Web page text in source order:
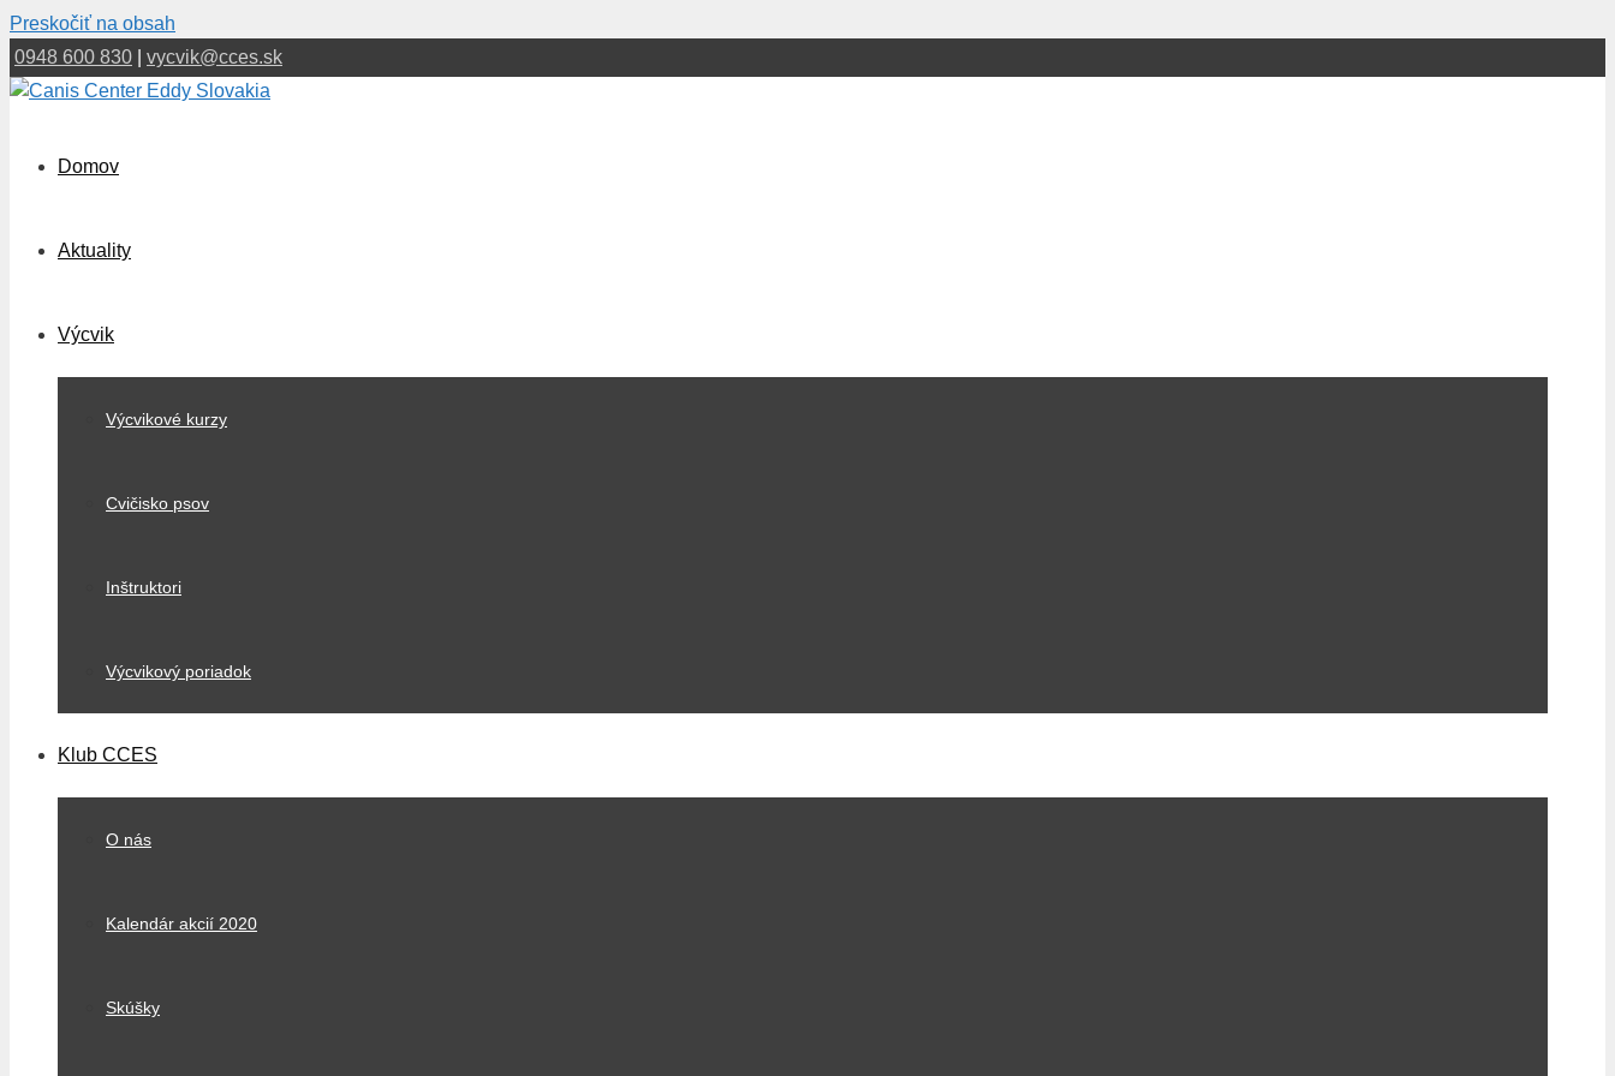
Preskočiť na obsah
0948 600 830
vycvik@cces.sk
Domov
Aktuality
Výcvik
Výcvikové kurzy
Cvičisko psov
Inštruktori
Výcvikový poriadok
Klub CCES
O nás
Kalendár akcií 2020
Skúšky